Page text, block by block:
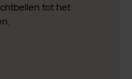
tot het